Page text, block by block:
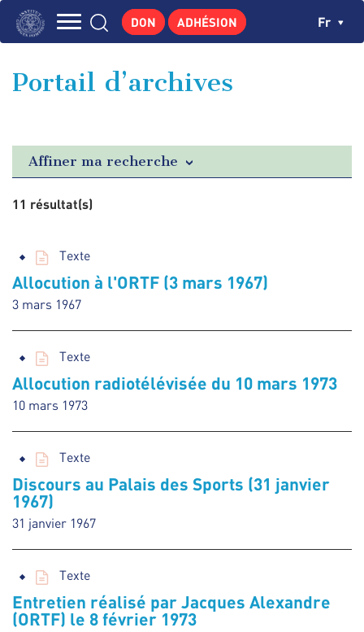
Aller
principale
GEORGES POMPIDOU
PUBLICATIONS
ACTUALITÉS
DON ADHÉSION Fr
Portail d’archives
Affiner ma recherche
11 résultat(s)
Texte
Allocution à l'ORTF (3 mars 1967)
3 mars 1967
Texte
Allocution radiotélévisée du 10 mars 1973
10 mars 1973
Texte
Discours au Palais des Sports (31 janvier
1967)
31 janvier 1967
Texte
Entretien réalisé par Jacques Alexandre
(ORTF) le 8 février 1973
Panneau de gestion des cookies